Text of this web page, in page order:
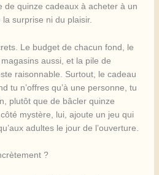
de quinze cadeaux à acheter à un
surprise ni du plaisir.
Le budget de chacun fond, le
aussi, et la pile de
raisonnable. Surtout, le cadeau
tu n’offres qu’à une personne, tu
plutôt que de bâcler quinze
mystère, lui, ajoute un jeu qui
adultes le jour de l’ouverture.
?